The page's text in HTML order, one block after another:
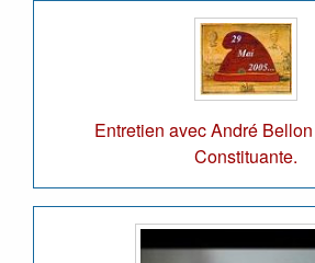
Entretien avec André
Constituante.